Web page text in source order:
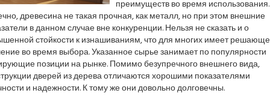
преимуществ во время использования.
древесина не такая прочная, как металл, но при этом внешние
в данном случае вне конкуренции. Нельзя не сказать и о
стойкости к изнашиваниям, что для многих имеет
во время выбора. Указанное сырье занимает по популярности
позиции на рынке. Помимо безупречного внешнего вида,
дверей из дерева отличаются хорошими показателями
и надежности. К тому же они довольно долговечны.